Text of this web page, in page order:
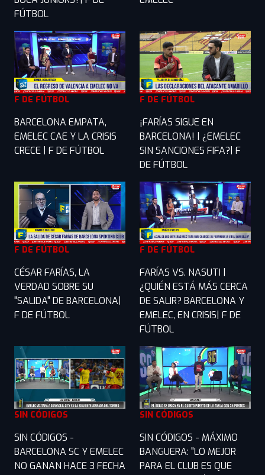
FÚTBOL
F DE FÚTBOL
BARCELONA EMPATA,
EMELEC CAE Y LA CRISIS
CRECE | F DE FÚTBOL
F DE FÚTBOL
¡FARÍAS SIGUE EN
BARCELONA! | ¿EMELEC
SIN SANCIONES FIFA?| F
DE FÚTBOL
F DE FÚTBOL
CÉSAR FARÍAS, LA
VERDAD SOBRE SU
"SALIDA" DE BARCELONA|
F DE FÚTBOL
F DE FÚTBOL
FARÍAS VS. NASUTI |
¿QUIÉN ESTÁ MÁS CERCA
DE SALIR? BARCELONA Y
EMELEC, EN CRISIS| F DE
FÚTBOL
SIN CÓDIGOS
SIN CÓDIGOS -
BARCELONA SC Y EMELEC
NO GANAN HACE 3 FECHA
SIN CÓDIGOS
SIN CÓDIGOS - MÁXIMO
BANGUERA: "LO MEJOR
PARA EL CLUB ES QUE